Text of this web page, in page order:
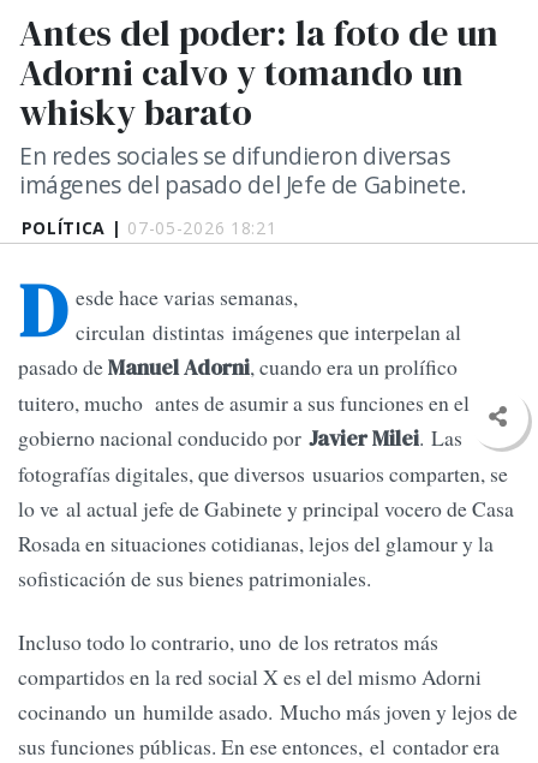
POLÍTICA | 07-05-2026 18:21
Antes del poder: la foto de un
Adorni calvo y tomando un
whisky barato
En redes sociales se difundieron diversas
imágenes del pasado del Jefe de Gabinete.
D esde hace varias semanas,
circulan distintas imágenes que interpelan al
pasado deManuel Adorni, cuando era un prolífico
tuitero, mucho antes de asumir a sus funciones en el
gobierno nacional conducido por Javier Milei. Las
fotografías digitales, que diversos usuarios comparten, se
lo ve al actual jefe de Gabinete y principal vocero de Casa
Rosada en situaciones cotidianas, lejos del glamour y la
sofisticación de sus bienes patrimoniales.
Incluso todo lo contrario, uno de los retratos más
compartidos en la red social X es el del mismo Adorni
cocinando un humilde asado. Mucho más joven y lejos de
sus funciones públicas. En ese entonces, el contador era